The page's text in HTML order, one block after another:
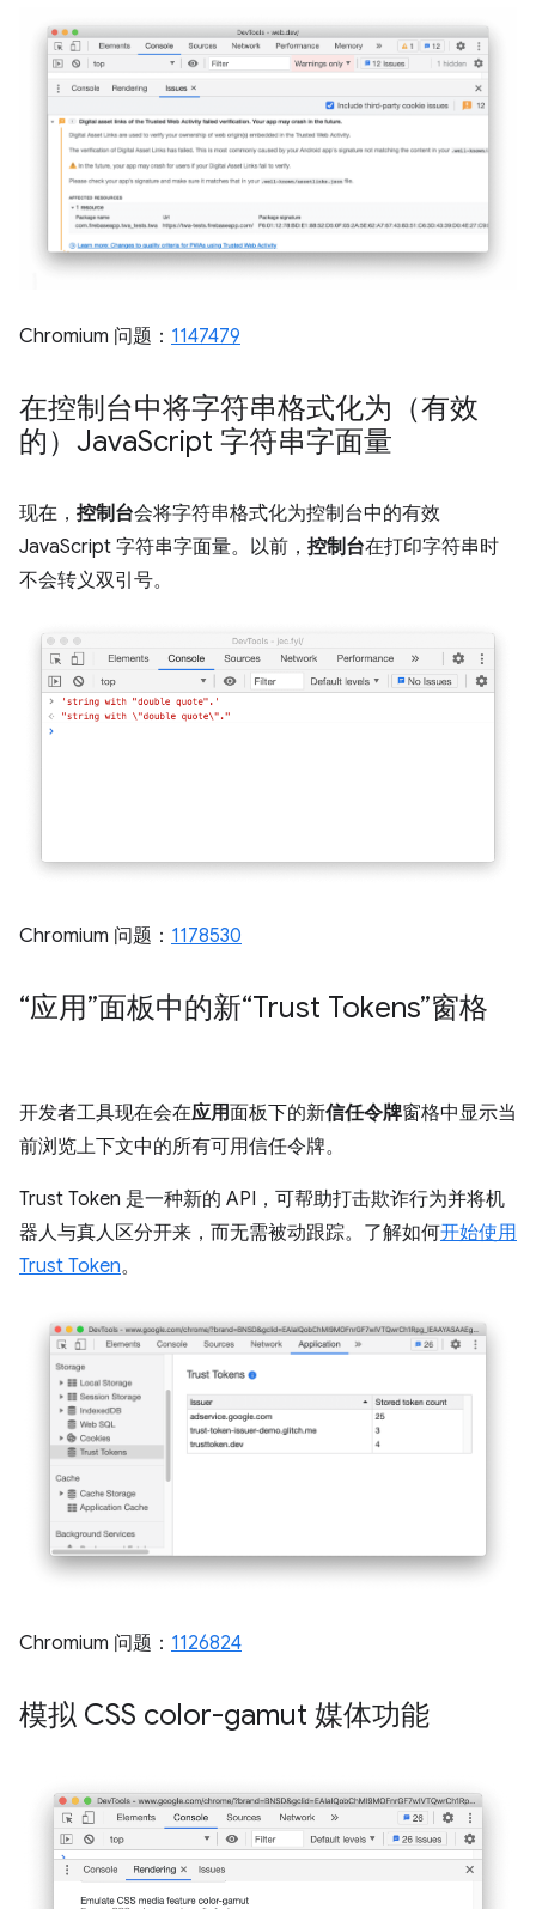
Chromium 问题： 1147479
在控制台中将字符串格式化为（有效
的）JavaScript 字符串字面量
现在， 控制台会将字符串格式化为控制台中的有效
JavaScript 字符串字面量。以前， 控制台在打印字符串时
不会转义双引号。
Chromium 问题： 1178530
“应用”面板中的新“Trust Tokens”窗格
开发者工具现在会在应用面板下的新信任令牌窗格中显示当
前浏览上下文中的所有可用信任令牌。
Trust Token 是一种新的 API，可帮助打击欺诈行为并将机
器人与真人区分开来，而无需被动跟踪。了解如何开始使用
Trust Token。
Chromium 问题： 1126824
模拟 CSS color-gamut 媒体功能